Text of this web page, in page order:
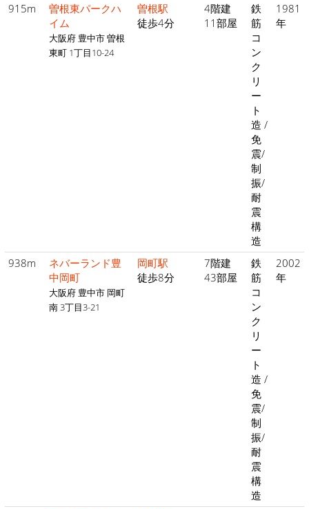
915m
曽根東パークハ
イム
大阪府 豊中市 曽根
東町 1丁目10-24
曽根駅
徒歩4分
4階建
11部屋
鉄
筋
コ
ン
ク
リ
ー
ト
造 /
免
震/
制
振/
耐
震
構
造
1981
年
938m
ネバーランド豊
中岡町
大阪府 豊中市 岡町
南 3丁目3-21
岡町駅
徒歩8分
7階建
43部屋
鉄
筋
コ
ン
ク
リ
ー
ト
造 /
免
震/
制
振/
耐
震
構
造
2002
年